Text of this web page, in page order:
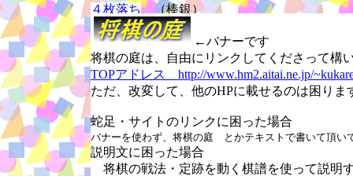
←バナーです
将棋の庭は、自由にリンクしてくださって構
TOPアドレス http://www.hm2.aitai.ne.jp/
ただ、改変して、他のHPに載せるのは困りま
蛇足・サイトのリンクに困った場合
バナーを使わず、将棋の庭 とかテキストで書いて頂い
説明文に困った場合
将棋の戦法・定跡を動く棋譜を使って説明
４枚落ち（棒銀）